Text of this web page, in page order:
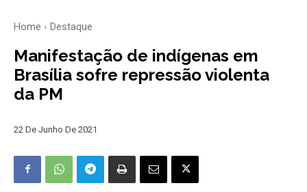
Home Destaque
Manifestação de indígenas em
Brasília sofre repressão violenta
da PM
22 De Junho De 2021